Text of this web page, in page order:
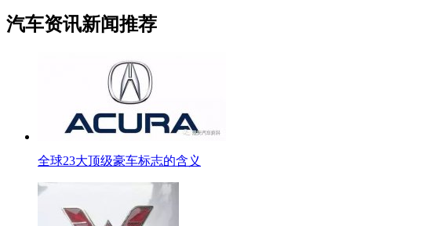
汽车资讯新闻推荐
全球23大顶级豪车标志的含义